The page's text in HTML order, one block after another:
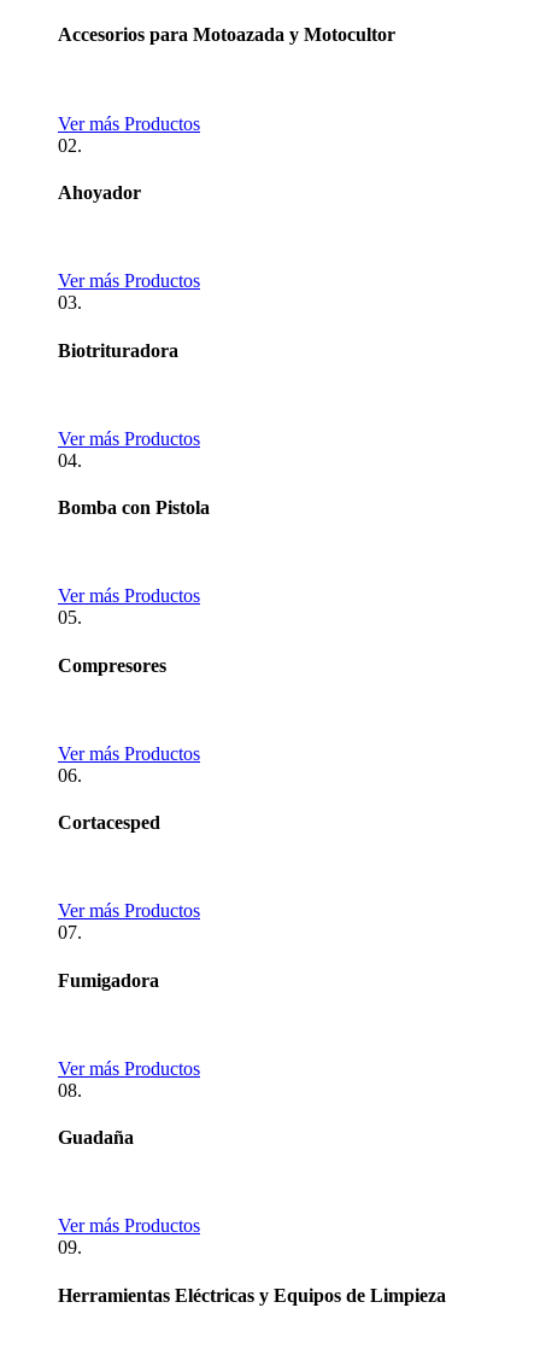
Accesorios para Motoazada y Motocultor
Ver más Productos
02.
Ahoyador
Ver más Productos
03.
Biotrituradora
Ver más Productos
04.
Bomba con Pistola
Ver más Productos
05.
Compresores
Ver más Productos
06.
Cortacesped
Ver más Productos
07.
Fumigadora
Ver más Productos
08.
Guadaña
Ver más Productos
09.
Herramientas Eléctricas y Equipos de Limpieza